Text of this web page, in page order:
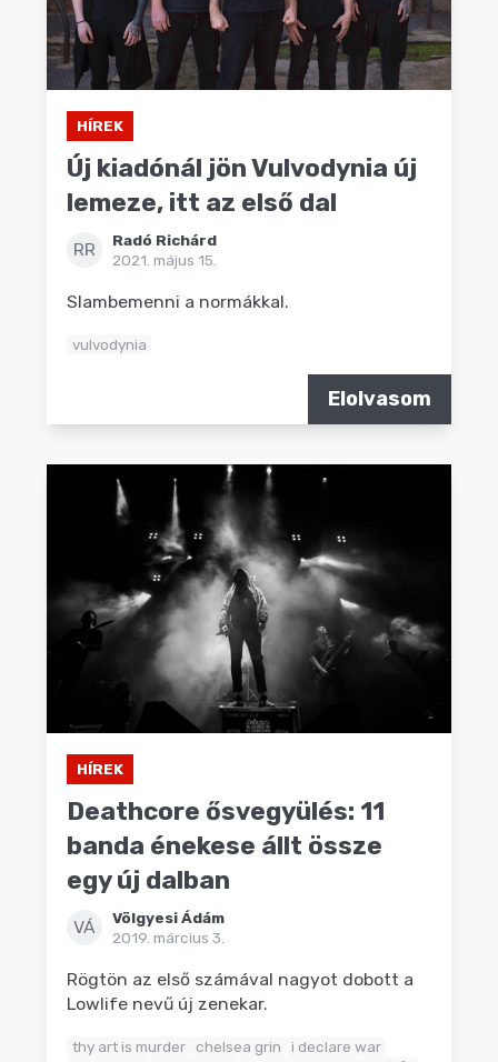
HÍREK
Új kiadónál jön Vulvodynia új
lemeze, itt az első dal
RR
Radó Richárd
2021. május 15.
Slambemenni a normákkal.
vulvodynia
Elolvasom
HÍREK
Deathcore ősvegyülés: 11
banda énekese állt össze
egy új dalban
VÁ
Völgyesi Ádám
2019. március 3.
Rögtön az első számával nagyot dobott a
Lowlife nevű új zenekar.
thy art is murder chelsea grin
i declare war